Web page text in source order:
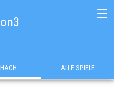
☰
ALLE SPIELE